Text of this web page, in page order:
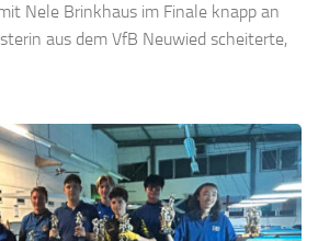
Nele Brinkhaus im Finale knapp an
aus dem VfB Neuwied scheiterte,